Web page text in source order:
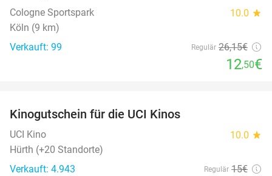
Cologne Sportspark 10.0 star
Köln (9 km)
Verkauft: 99
Regulär 26,15€
12,50€
Kinogutschein für die UCI Kinos
UCI Kino 10.0 star
Hürth (+20 Standorte)
Verkauft: 4.943
Regulär 15€